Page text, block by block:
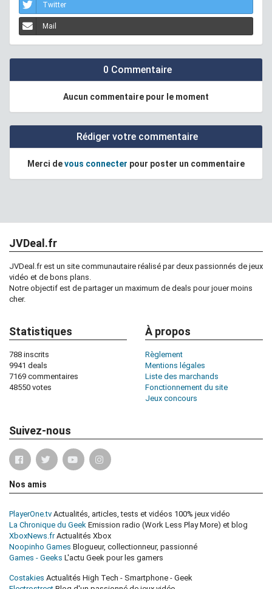
Twitter
Mail
0 Commentaire
Aucun commentaire pour le moment
Rédiger votre commentaire
Merci devous connecter pour poster un commentaire
JVDeal.fr
JVDeal.fr est un site communautaire réalisé par deux passionnés de jeux
vidéo et de bons plans.
Notre objectif est de partager un maximum de deals pour jouer moins
cher.
Statistiques
788 inscrits
9941 deals
7169 commentaires
48550 votes
À propos
Règlement
Mentions légales
Liste des marchands
Fonctionnement du site
Jeux concours
Suivez-nous
Nos amis
PlayerOne.tv Actualités, articles, tests et vidéos 100% jeux vidéo
La Chronique du Geek Emission radio (Work Less Play More) et blog
XboxNews.frActualités Xbox
Noopinho Games Blogueur, collectionneur, passionné
Games - Geeks L'actu Geek pour les gamers
Costakies Actualités High Tech - Smartphone - Geek